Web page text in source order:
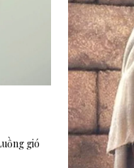
gió